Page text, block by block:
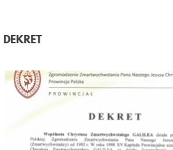
DEKRET